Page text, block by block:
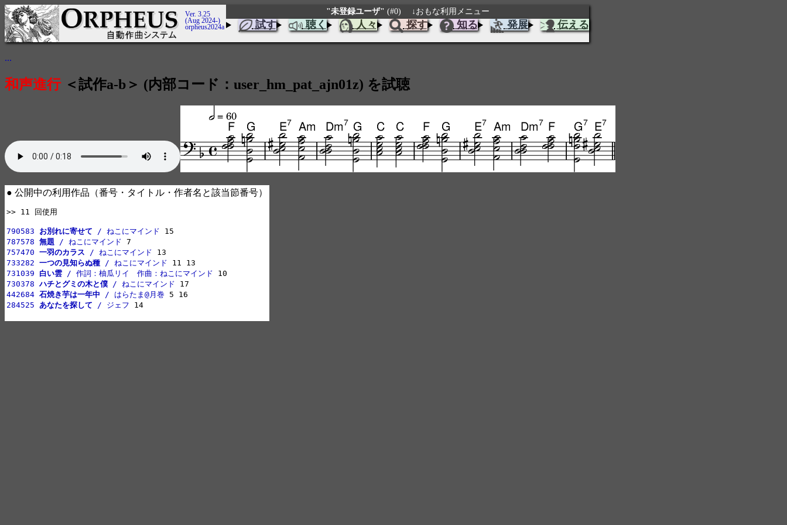
Ver. 3.25
(Aug 2024-)
orpheus2024a
"未登録ユーザ" (#0) ↓おもな利用メニュー
試す 聴く 人々 探す 知る 発展 伝える
...
和声進行＜試作a-b＞ (内部コード：user_hm_pat_ajn01z) を試聴
● 公開中の利用作品（番号・タイトル・作者名と該当節番号）
>> 11 回使用
790583 お別れに寄せて / ねこにマインド
787578 無題 / ねこにマインド
757470 一羽のカラス / ねこにマインド
733282 一つの見知らぬ種 / ねこにマインド
731039 白い雲 / 作詞：柚瓜リイ　作曲：ねこにマインド
730378 ハチとグミの木と僕 / ねこにマインド
442684 石焼き芋は一年中 / はらたま@月巻
284525 あなたを探して / ジェフ 14